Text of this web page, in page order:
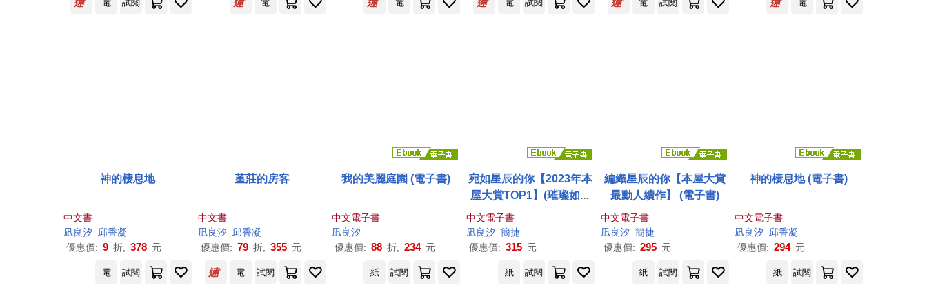
電 試閱 電 電 電 試閱 電 試閱 電
神的棲息地
中文書
凪良汐
邱香凝
優惠價: 9 折, 378 元
堇莊的房客
中文書
凪良汐
邱香凝
優惠價: 79 折, 355 元
我的美麗庭園 (電子書)
中文電子書
凪良汐
優惠價: 88 折, 234 元
宛如星辰的你【2023年本
屋大賞TOP1】(璀璨如星
版書封) (電子書)
中文電子書
凪良汐 簡捷
優惠價: 315 元
編織星辰的你【本屋大賞
最動人續作】 (電子書)
中文電子書
凪良汐 簡捷
優惠價: 295 元
神的棲息地 (電子書)
中文電子書
凪良汐
邱香凝
優惠價: 294 元
電 試閱 電 試閱 紙 試閱 紙 試閱 紙 試閱 紙 試閱